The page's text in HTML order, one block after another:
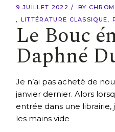
9 JUILLET 2022 BY
LITTÉRATURE CLASSIQUE
Le Bouc
Daphné
Je n’ai pas acheté de
janvier dernier. Alors
entrée dans une librairie,
les mains vide